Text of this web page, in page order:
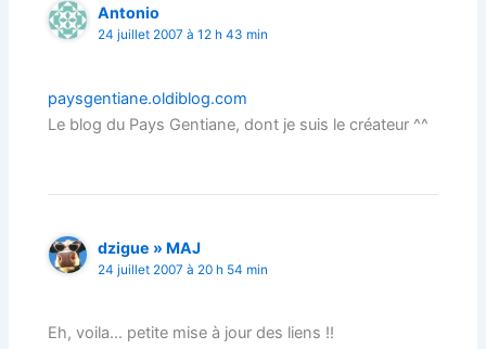
Antonio
24 juillet 2007 à 12 h 43 min
paysgentiane.oldiblog.com
Le blog du Pays Gentiane, dont je suis le créateur ^^
dzigue » MAJ
24 juillet 2007 à 20 h 54 min
Eh, voila… petite mise à jour des liens !!